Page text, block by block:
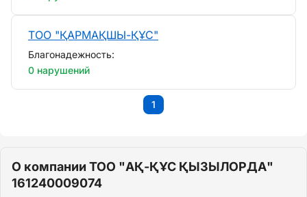
ТОО "ҚАРМАҚШЫ-ҚҰС"
Благонадежность:
0 нарушений
1
О компании ТОО "АҚ-ҚҰС ҚЫЗЫЛОРДА"
161240009074